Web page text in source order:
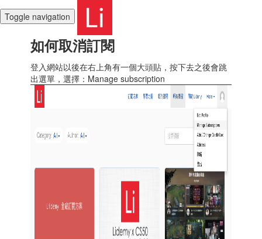
Toggle navigation
如何取消訂閱
登入網站以後在右上角有一個大頭貼，按下去之後會跳
出選單，選擇：Manage subscription